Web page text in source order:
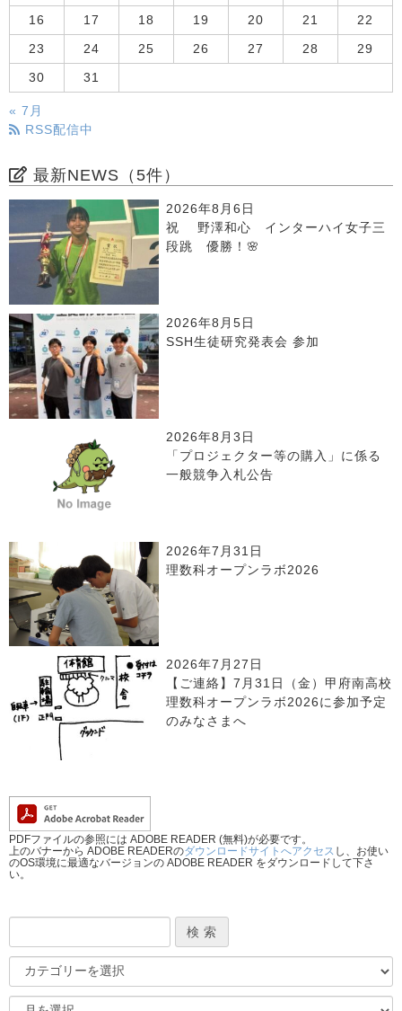
16 17 18 19 20 21 22
23 24 25 26 27 28 29
30 31
« 7月
RSS配信中
最新NEWS（5件）
2026年8月6日
祝 野澤和心 インターハイ女子三
段跳 優勝！🌸
2026年8月5日
SSH生徒研究発表会 参加
2026年8月3日
「プロジェクター等の購入」に係る
一般競争入札公告
2026年7月31日
理数科オープンラボ2026
2026年7月27日
【ご連絡】7月31日（金）甲府南高校
理数科オープンラボ2026に参加予定
のみなさまへ
PDFファイルの参照には ADOBE READER (無料)が必要です。
上のバナーから ADOBE READERのダウンロードサイトへアクセス し、お使い
のOS環境に最適なバージョンの ADOBE READER をダウンロードして下さ
い。